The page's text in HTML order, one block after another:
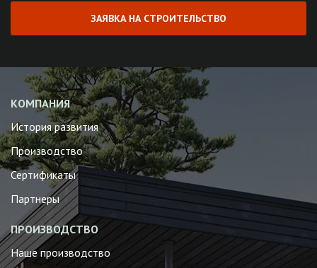
ЗАЯВКА НА СТРОИТЕЛЬСТВО
КОМПАНИЯ
История развития
Производство
Сертификаты
Партнеры
ПРОИЗВОДСТВО
Наше производство